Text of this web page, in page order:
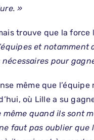
»
trouve que la
et notamment
pour
même que
où Lille a su
même quand ils sont
faut pas oublier